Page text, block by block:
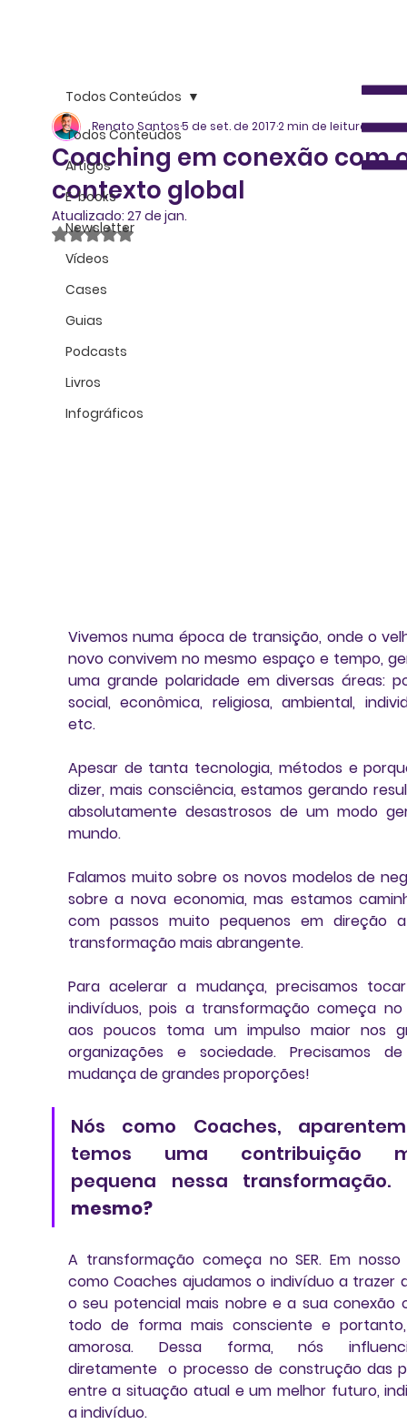
Todos Conteúdos
Artigos
E-books
Newsletter
Vídeos
Cases
Guias
Podcasts
Livros
Infográficos
Todos Conteúdos
Coaching em conexão com
contexto global
Renato Santos5 de set. de 20172 min de leitura
Atualizado: 27 de jan.
Avaliado com NaN de 5 estrelas.
Vivemos numa época de transição, onde o
novo convivem no mesmo espaço e tempo,
uma grande polaridade em diversas áreas:
social, econômica, religiosa, ambiental,
etc.
Apesar de tanta tecnologia, métodos e
dizer, mais consciência, estamos gerando
absolutamente desastrosos de um modo
mundo.
Falamos muito sobre os novos modelos de
sobre a nova economia, mas estamos
com passos muito pequenos em direção
transformação mais abrangente.
Para acelerar a mudança, precisamos
indivíduos, pois a transformação começa no
aos poucos toma um impulso maior nos
organizações e sociedade. Precisamos
mudança de grandes proporções!
Nós como Coaches,
temos uma contribuição
pequena nessa transformação.
mesmo?
A transformação começa no SER. Em
como Coaches ajudamos o indivíduo a trazer
o seu potencial mais nobre e a sua conexão
todo de forma mais consciente e
amorosa. Dessa forma, nós
diretamente  o processo de construção das
entre a situação atual e um melhor futuro,
a indivíduo.